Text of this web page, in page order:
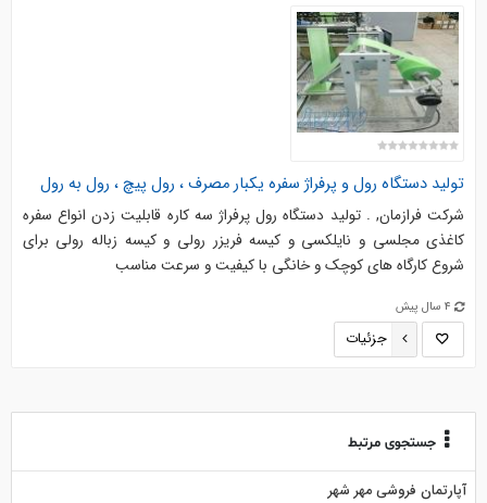
تولید دستگاه رول و پرفراژ سفره یکبار مصرف ، رول پیچ ، رول به رول
شرکت فرازمان, . تولید دستگاه رول پرفراژ سه کاره قابلیت زدن انواع سفره
کاغذی مجلسی و نایلکسی و کیسه فریزر رولی و کیسه زباله رولی برای
شروع کارگاه های کوچک و خانگی با کیفیت و سرعت مناسب
4 سال پیش
جزئیات
جستجوی مرتبط
آپارتمان فروشی مهر شهر